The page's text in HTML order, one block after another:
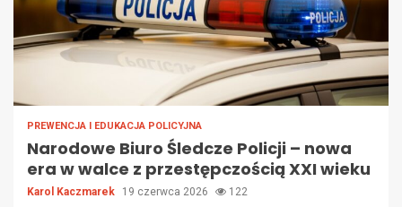
PREWENCJA I EDUKACJA POLICYJNA
Narodowe Biuro Śledcze Policji – nowa
era w walce z przestępczością XXI wieku
Karol Kaczmarek 19 czerwca 2026 122